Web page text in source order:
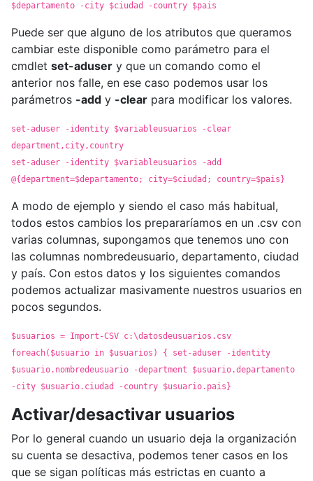
$departamento -city $ciudad -country $pais
Puede ser que alguno de los atributos que queramos
cambiar este disponible como parámetro para el
cmdlet set-aduser y que un comando como el
anterior nos falle, en ese caso podemos usar los
parámetros -add y -clear para modificar los valores.
set-aduser -identity $variableusuarios -clear
department,city,country
set-aduser -identity $variableusuarios -add
@{department=$departamento; city=$ciudad; country=$pais}
A modo de ejemplo y siendo el caso más habitual,
todos estos cambios los prepararíamos en un .csv con
varias columnas, supongamos que tenemos uno con
las columnas nombredeusuario, departamento, ciudad
y país. Con estos datos y los siguientes comandos
podemos actualizar masivamente nuestros usuarios en
pocos segundos.
$usuarios = Import-CSV c:\datosdeusuarios.csv
foreach($usuario in $usuarios) { set-aduser -identity
$usuario.nombredeusuario -department $usuario.departamento
-city $usuario.ciudad -country $usuario.pais}
Activar/desactivar usuarios
Por lo general cuando un usuario deja la organización
su cuenta se desactiva, podemos tener casos en los
que se sigan políticas más estrictas en cuanto a